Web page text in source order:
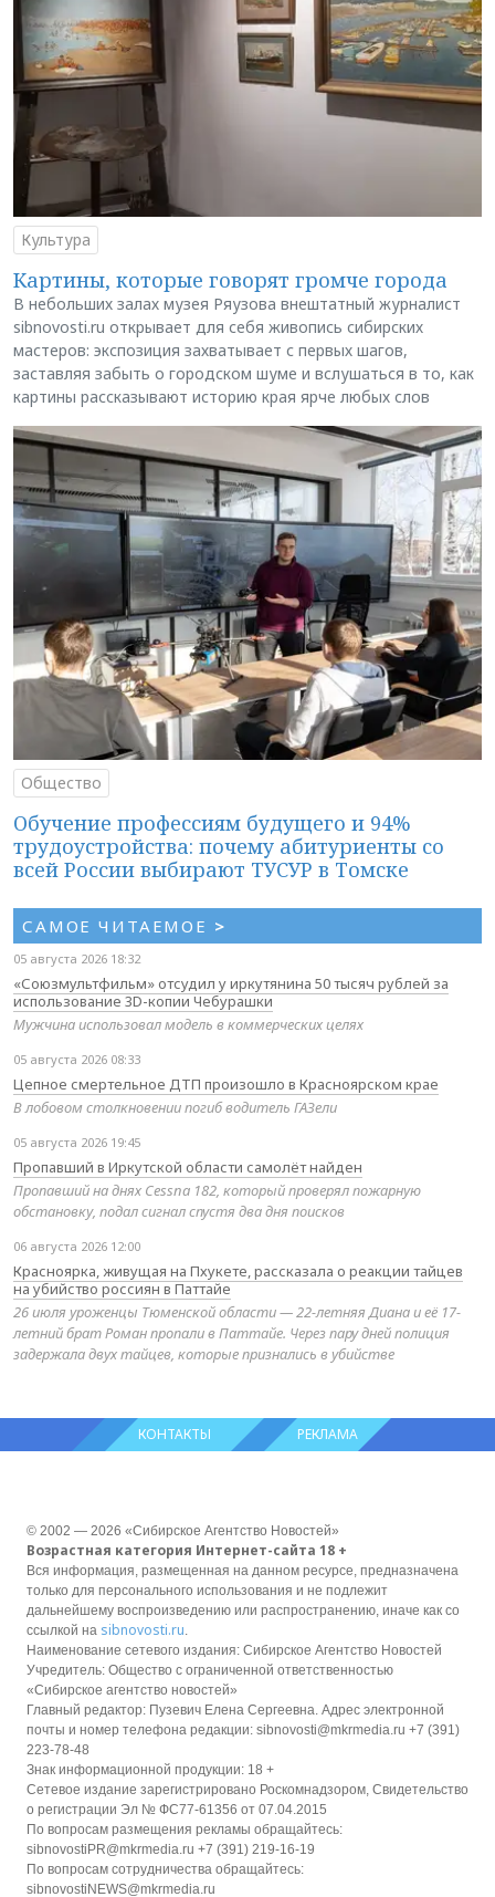
Культура
Картины, которые говорят громче города
В небольших залах музея Ряузова внештатный журналист
sibnovosti.ru открывает для себя живопись сибирских
мастеров: экспозиция захватывает с первых шагов,
заставляя забыть о городском шуме и вслушаться в то, как
картины рассказывают историю края ярче любых слов
Общество
Обучение профессиям будущего и 94%
трудоустройства: почему абитуриенты со
всей России выбирают ТУСУР в Томске
САМОЕ ЧИТАЕМОЕ >
05 августа 2026 18:32
«Союзмультфильм» отсудил у иркутянина 50 тысяч рублей за
использование 3D-копии Чебурашки
Мужчина использовал модель в коммерческих целях
05 августа 2026 08:33
Цепное смертельное ДТП произошло в Красноярском крае
В лобовом столкновении погиб водитель ГАЗели
05 августа 2026 19:45
Пропавший в Иркутской области самолёт найден
Пропавший на днях Cessna 182, который проверял пожарную
обстановку, подал сигнал спустя два дня поисков
06 августа 2026 12:00
Красноярка, живущая на Пхукете, рассказала о реакции тайцев
на убийство россиян в Паттайе
26 июля уроженцы Тюменской области — 22-летняя Диана и её 17-
летний брат Роман пропали в Паттайе. Через пару дней полиция
задержала двух тайцев, которые признались в убийстве
КОНТАКТЫ РЕКЛАМА
© 2002 — 2026 «Сибирское Агентство Новостей»
Возрастная категория Интернет-сайта 18 +
Вся информация, размещенная на данном ресурсе, предназначена
только для персонального использования и не подлежит
дальнейшему воспроизведению или распространению, иначе как со
ссылкой на sibnovosti.ru
Наименование сетевого издания: Сибирское Агентство Новостей
Учредитель: Общество с ограниченной ответственностью
«Сибирское агентство новостей»
Главный редактор: Пузевич Елена Сергеевна. Адрес электронной
почты и номер телефона редакции: sibnovosti@mkrmedia.ru +7 (391)
223-78-48
Знак информационной продукции: 18 +
Сетевое издание зарегистрировано Роскомнадзором, Свидетельство
о регистрации Эл № ФС77-61356 от 07.04.2015
По вопросам размещения рекламы обращайтесь:
sibnovostiPR@mkrmedia.ru +7 (391) 219-16-19
По вопросам сотрудничества обращайтесь:
sibnovostiNEWS@mkrmedia.ru